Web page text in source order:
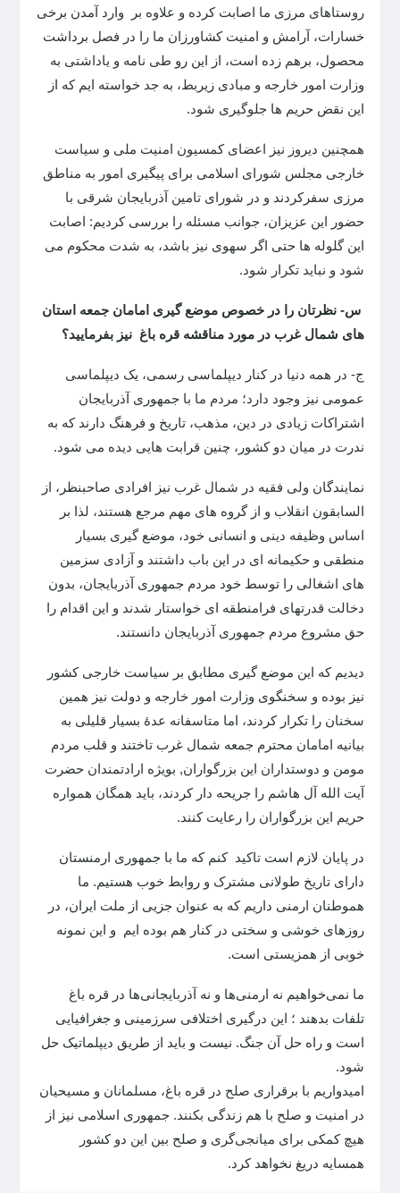
روستاهای مرزی ما اصابت کرده و علاوه بر وارد آمدن برخی
خسارات، آرامش و امنیت کشاورزان ما را در فصل برداشت
محصول، برهم زده است، از این رو طی نامه و یاداشتی به
وزارت امور خارجه و مبادی زیربط، به جد خواسته ایم که از
این نقض حریم ها جلوگیری شود.
همچنین دیروز نیز اعضای کمسیون امنیت ملی و سیاست
خارجی مجلس شورای اسلامی برای پیگیری امور به مناطق
مرزی سفرکردند و در شورای تامین آذربایجان شرقی با
حضور این عزیزان، جوانب مسئله را بررسی کردیم: اصابت
این گلوله ها حتی اگر سهوی نیز باشد، به شدت محکوم می
شود و نباید تکرار شود.
س- نظرتان را در خصوص موضع گیری امامان جمعه استان
های شمال غرب در مورد مناقشه قره باغ نیز بفرمایید؟
ج- در همه دنیا در کنار دیپلماسی رسمی، یک دیپلماسی
عمومی نیز وجود دارد؛ مردم ما با جمهوری آذربایجان
اشتراکات زیادی در دین، مذهب، تاریخ و فرهنگ دارند که به
ندرت در میان دو کشور، چنین قرابت هایی دیده می شود.
نمایندگان ولی فقیه در شمال غرب نیز افرادی صاحبنظر، از
السابقون انقلاب و از گروه های مهم مرجع هستند، لذا بر
اساس وظیفه دینی و انسانی خود، موضع گیری بسیار
منطقی و حکیمانه ای در این باب داشتند و آزادی سزمین
های اشغالی را توسط خود مردم جمهوری آذربایجان، بدون
دخالت قدرتهای فرامنطقه ای خواستار شدند و این اقدام را
حق مشروع مردم جمهوری آذربایجان دانستند.
دیدیم که این موضع گیری مطابق بر سیاست خارجی کشور
نیز بوده و سخنگوی وزارت امور خارجه و دولت نیز همین
سخنان را تکرار کردند، اما متاسفانه عدۀ بسیار قلیلی به
بیانیه امامان محترم جمعه شمال غرب تاختند و قلب مردم
مومن و دوستداران این بزرگواران, بویژه ارادتمندان حضرت
آیت الله آل هاشم را جریحه دار کردند، باید همگان همواره
حریم این بزرگواران را رعایت کنند.
در پایان لازم است تاکید کنم که ما با جمهوری ارمنستان
دارای تاریخ طولانی مشترک و روابط خوب هستیم. ما
هموطنان ارمنی داریم که به عنوان جزیی از ملت ایران، در
روزهای خوشی و سختی در کنار هم بوده ایم و این نمونه
خوبی از همزیستی است.
ما نمی‌خواهیم نه ارمنی‌ها و نه آذربایجانی‌ها در قره باغ
تلفات بدهند ؛ این درگیری اختلافی سرزمینی و جغرافیایی
است و راه حل آن جنگ. نیست و باید از طریق دیپلماتیک حل
شود.
امیدواریم با برقراری صلح در قره باغ، مسلمانان و مسیحیان
در امنیت و صلح با هم زندگی بکنند. جمهوری اسلامی نیز از
هیچ کمکی برای میانجی‌گری و صلح بین این دو کشور
همسایه دریغ نخواهد کرد.